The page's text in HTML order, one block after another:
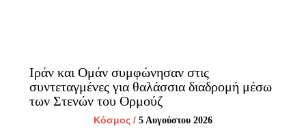
Ιράν και Ομάν συμφώνησαν στις
συντεταγμένες για θαλάσσια διαδρομή μέσω
των Στενών του Ορμούζ
Κόσμος / 5 Αυγούστου 2026